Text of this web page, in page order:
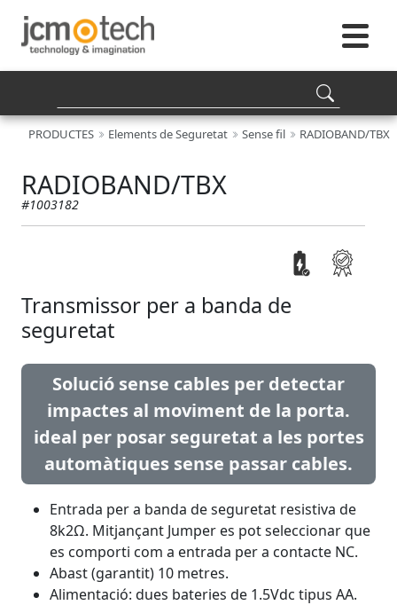
PRODUCTES Elements de Seguretat Sense fil RADIOBAND/TBX
RADIOBAND/TBX
#1003182
Transmissor per a banda de
seguretat
Solució sense cables per detectar
impactes al moviment de la porta.
ideal per posar seguretat a les portes
automàtiques sense passar cables.
Entrada per a banda de seguretat resistiva de
8k2Ω. Mitjançant Jumper es pot seleccionar que
es comporti com a entrada per a contacte NC.
Abast (garantit) 10 metres.
Alimentació: dues bateries de 1.5Vdc tipus AA.